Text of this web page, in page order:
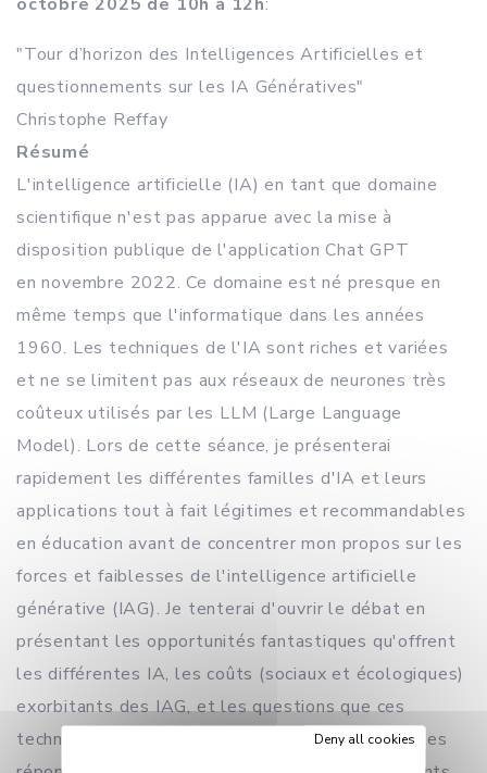
"Tour d’horizon des Intelligences Artificielles et
questionnements sur les IA Génératives"
Christophe Reffay
Résumé
L'intelligence artificielle (IA) en tant que domaine
scientifique n'est pas apparue avec la mise à
disposition publique de l'application Chat GPT
en novembre 2022. Ce domaine est né presque en
même temps que l'informatique dans les années
1960. Les techniques de l'IA sont riches et variées
et ne se limitent pas aux réseaux de neurones très
coûteux utilisés par les LLM (Large Language
Model). Lors de cette séance, je présenterai
rapidement les différentes familles d'IA et leurs
applications tout à fait légitimes et recommandables
en éducation avant de concentrer mon propos sur les
forces et faiblesses de l'intelligence artificielle
générative (IAG). Je tenterai d'ouvrir le débat en
présentant les opportunités fantastiques qu'offrent
les différentes IA, les coûts (sociaux et écologiques)
exorbitants des IAG, et les questions que ces
technologies posent à l'Éducation et peut-être les
Deny all cookies